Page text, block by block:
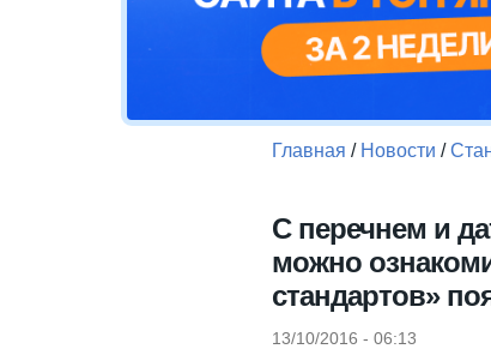
Главная / Новости /
С перечнем и
можно
стандартов»
13/10/2016 - 06:13